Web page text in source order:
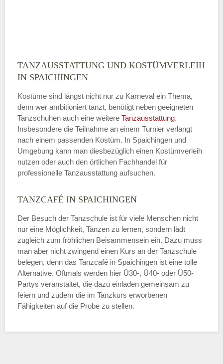
TANZAUSSTATTUNG UND KOSTÜMVERLEIH
IN SPAICHINGEN
Kostüme sind längst nicht nur zu Karneval ein Thema,
denn wer ambitioniert tanzt, benötigt neben geeigneten
Tanzschuhen auch eine weitere Tanzausstattung.
Insbesondere die Teilnahme an einem Turnier verlangt
nach einem passenden Kostüm. In Spaichingen und
Umgebung kann man diesbezüglich einen Kostümverleih
nutzen oder auch den örtlichen Fachhandel für
professionelle Tanzausstattung aufsuchen.
TANZCAFÉ IN SPAICHINGEN
Der Besuch der Tanzschule ist für viele Menschen nicht
nur eine Möglichkeit, Tanzen zu lernen, sondern lädt
zugleich zum fröhlichen Beisammensein ein. Dazu muss
man aber nicht zwingend einen Kurs an der Tanzschule
belegen, denn das Tanzcafé in Spaichingen ist eine tolle
Alternative. Oftmals werden hier Ü30-, Ü40- oder Ü50-
Partys veranstaltet, die dazu einladen gemeinsam zu
feiern und zudem die im Tanzkurs erworbenen
Fähigkeiten auf die Probe zu stellen.